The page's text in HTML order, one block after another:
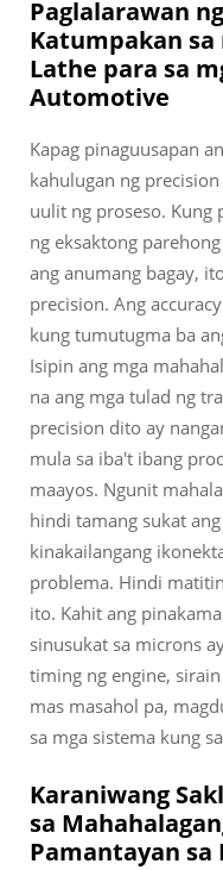
Paglalarawan
Katumpakan sa
Lathe para sa
Automotive
Kapag pinaguusapan
kahulugan ng
uulit ng proseso. Kung
ng eksaktong
ang anumang bagay,
precision. Ang
kung tumutugma ba
Isipin ang mga
na ang mga tulad ng
precision dito ay
mula sa iba't ibang
maayos. Ngunit
hindi tamang sukat
kinakailangang
problema. Hindi
ito. Kahit ang
sinusukat sa microns
timing ng engine,
mas masahol pa,
sa mga sistema kung
Karaniwang
sa
Pamantayan